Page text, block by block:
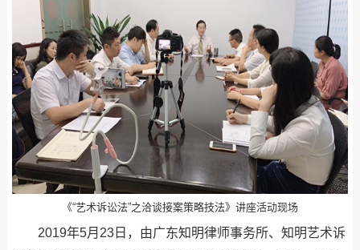
《“艺术诉讼法”之洽谈接案策略技法》讲座活动现场
2019年5月23日，由广东知明律师事务所、知明艺术诉